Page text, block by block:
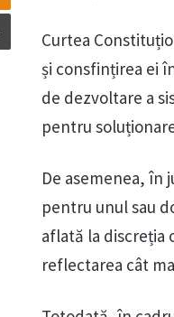
Curtea
și consfințirea ei
de dezvoltare a
pentru
De asemenea, în
pentru unul sau
aflată la discreția
reflectarea cât
Tipărește